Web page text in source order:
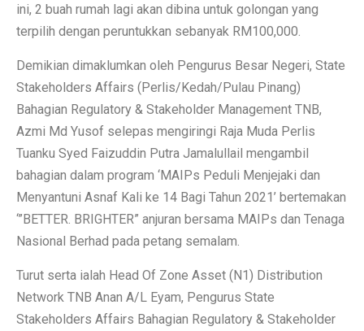
ini, 2 buah rumah lagi akan dibina untuk golongan yang
terpilih dengan peruntukkan sebanyak RM100,000.
Demikian dimaklumkan oleh Pengurus Besar Negeri, State
Stakeholders Affairs (Perlis/Kedah/Pulau Pinang)
Bahagian Regulatory & Stakeholder Management TNB,
Azmi Md Yusof selepas mengiringi Raja Muda Perlis
Tuanku Syed Faizuddin Putra Jamalullail mengambil
bahagian dalam program ‘MAIPs Peduli Menjejaki dan
Menyantuni Asnaf Kali ke 14 Bagi Tahun 2021’ bertemakan
‘”BETTER. BRIGHTER” anjuran bersama MAIPs dan Tenaga
Nasional Berhad pada petang semalam.
Turut serta ialah Head Of Zone Asset (N1) Distribution
Network TNB Anan A/L Eyam, Pengurus State
Stakeholders Affairs Bahagian Regulatory & Stakeholder